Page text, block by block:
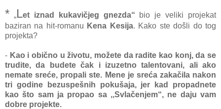
* „Let iznad kukavičjeg gnezda“ bio je veliki projekat
baziran na hit-romanu Kena Kesija. Kako ste došli do tog
projekta?
- Kao i obično u životu, možete da radite kao konj, da se
trudite, da budete čak i izuzetno talentovani, ali ako
nemate sreće, propali ste. Mene je sreća zakačila nakon
tri godine bezuspešnih pokušaja, jer kad propadnete
kao što sam ja propao sa ,,Svlačenjem“, ne daju vam
dobre projekte.